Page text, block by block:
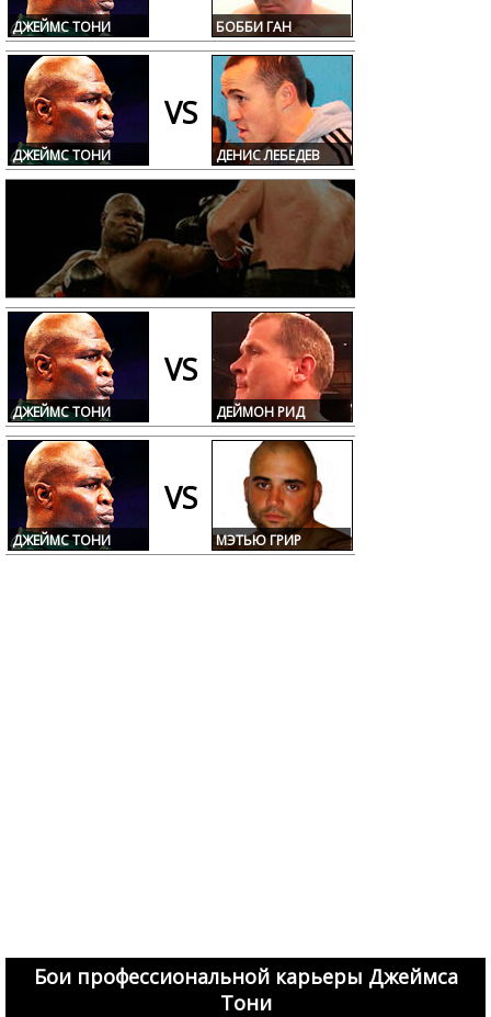
ДЖЕЙМС ТОНИ БОББИ ГАН
ДЖЕЙМС ТОНИ
VS
ДЕНИС ЛЕБЕДЕВ
ДЖЕЙМС ТОНИ
VS
ДЕЙМОН РИД
ДЖЕЙМС ТОНИ
VS
МЭТЬЮ ГРИР
Бои профессиональной карьеры Джеймса
Тони